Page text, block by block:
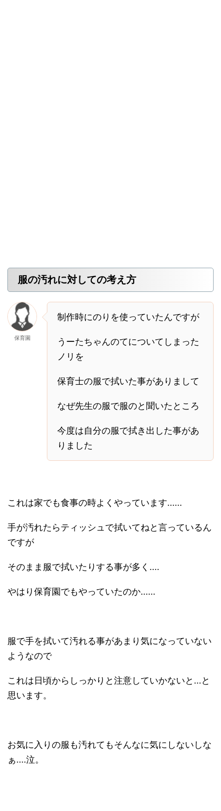
服の汚れに対しての考え方
保育園
制作時にのりを使っていたんですが
うーたちゃんのてについてしまった
ノリを
保育士の服で拭いた事がありまして
なぜ先生の服で服のと聞いたところ
今度は自分の服で拭き出した事があ
りました
これは家でも食事の時よくやっています......
手が汚れたらティッシュで拭いてねと言っているん
ですが
そのまま服で拭いたりする事が多く....
やはり保育園でもやっていたのか......
服で手を拭いて汚れる事があまり気になっていない
ようなので
これは日頃からしっかりと注意していかないと...と
思います。
お気に入りの服も汚れてもそんなに気にしないしな
ぁ....泣。